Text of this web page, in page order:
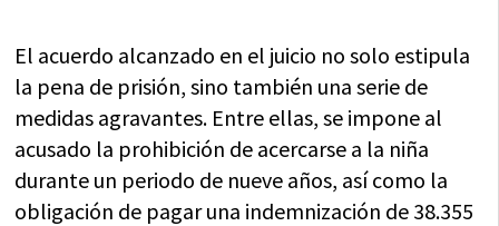
El acuerdo alcanzado en el juicio no solo estipula
la pena de prisión, sino también una serie de
medidas agravantes. Entre ellas, se impone al
acusado la prohibición de acercarse a la niña
durante un periodo de nueve años, así como la
obligación de pagar una indemnización de 38.355